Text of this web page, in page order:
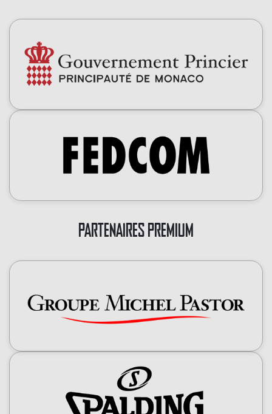
PARTENAIRES PREMIUM